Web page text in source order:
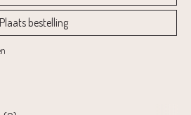
Plaats bestelling